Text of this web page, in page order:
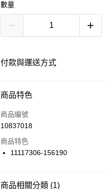
數量
付款與運送方式
付款方式
信用卡一次付款
Apple Pay
悠遊付
商品特色
商品編號
10837018
商品特色
11117306-156190
商品相關分類 (1)